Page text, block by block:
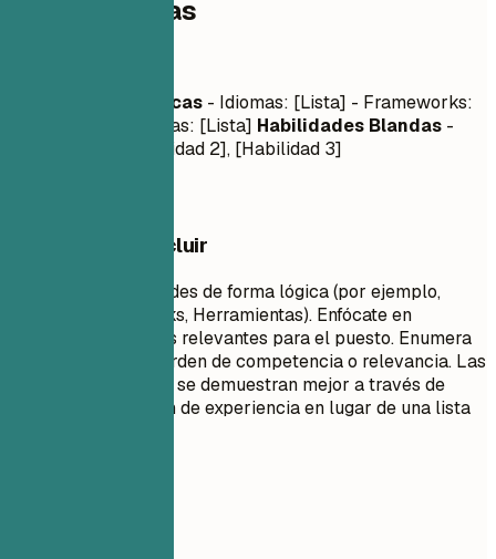
Competencias
Habilidades Técnicas - Idiomas: [Lista] - Frameworks:
[Lista] - Herramientas: [Lista] Habilidades Blandas -
[Habilidad 1], [Habilidad 2], [Habilidad 3]
Qué conviene incluir
Agrupa tus habilidades de forma lógica (por ejemplo,
Idiomas, Frameworks, Herramientas). Enfócate en
habilidades técnicas relevantes para el puesto. Enumera
las habilidades en orden de competencia o relevancia. Las
habilidades blandas se demuestran mejor a través de
puntos en la sección de experiencia en lugar de una lista